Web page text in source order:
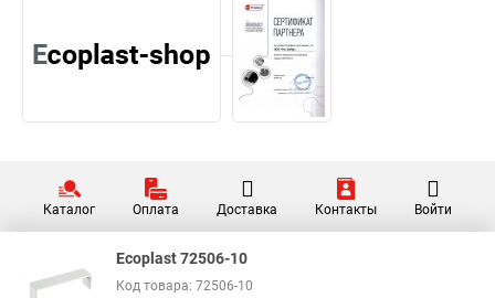
Каталог Оплата Доставка Контакты Войти
Ecoplast 72506-10
Код товара: 72506-10